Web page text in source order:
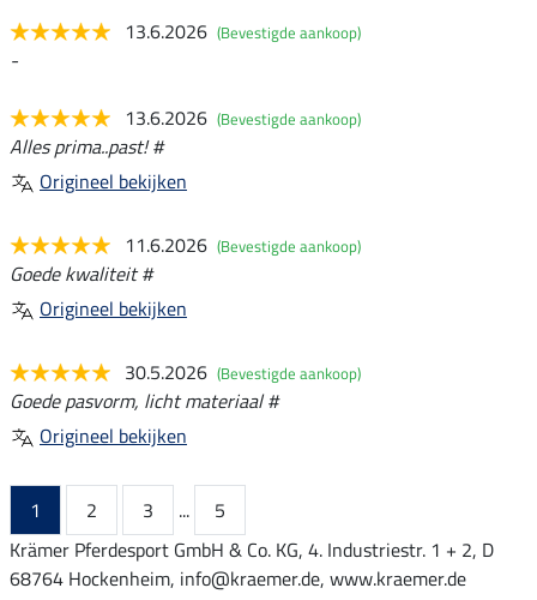
13.6.2026 (Bevestigde aankoop)
-
13.6.2026 (Bevestigde aankoop)
Alles prima..past! #
Origineel bekijken
11.6.2026 (Bevestigde aankoop)
Goede kwaliteit #
Origineel bekijken
30.5.2026 (Bevestigde aankoop)
Goede pasvorm, licht materiaal #
Origineel bekijken
1 2 3 ...
5
Krämer Pferdesport GmbH & Co. KG, 4. Industriestr. 1 + 2, D
68764 Hockenheim, info@kraemer.de, www.kraemer.de